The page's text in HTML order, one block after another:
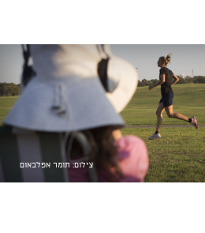
צילום: תומר אפלבאום